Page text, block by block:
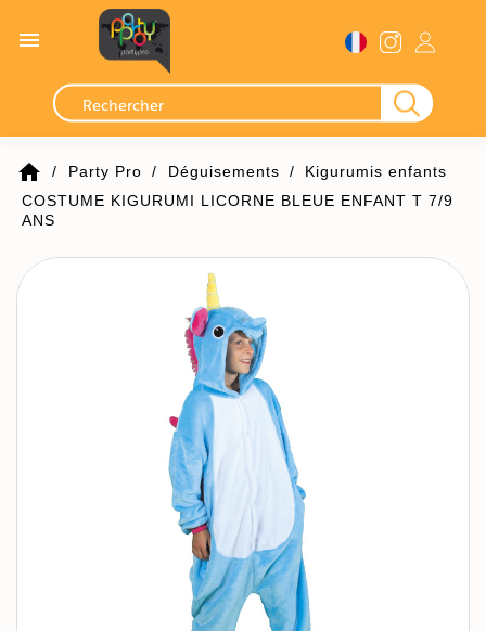

home Party Pro Déguisements
Kigurumis enfants
COSTUME KIGURUMI LICORNE BLEUE ENFANT T 7/9
ANS